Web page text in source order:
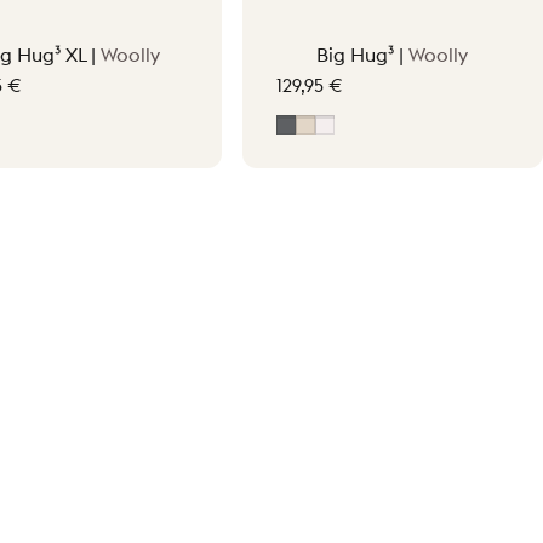
Hug³ XL | Woolly
€
Big Hug³ |Woolly
129,95 €
GrigioSoft Beige
Off-White